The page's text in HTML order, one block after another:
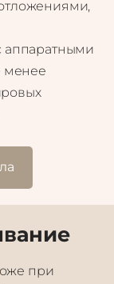
аппаратными
менее
при